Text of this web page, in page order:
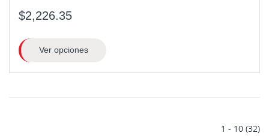
$2,226.35
Ver opciones
1 - 10 (32)